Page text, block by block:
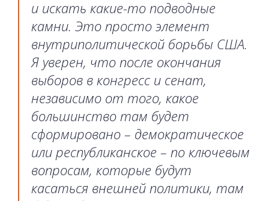
и искать какие-то подводные
камни. Это просто элемент
внутриполитической борьбы США.
Я уверен, что после окончания
выборов в конгресс и сенат,
независимо от того, какое
большинство там будет
сформировано – демократическое
или республиканское – по ключевым
вопросам, которые будут
касаться внешней политики, там